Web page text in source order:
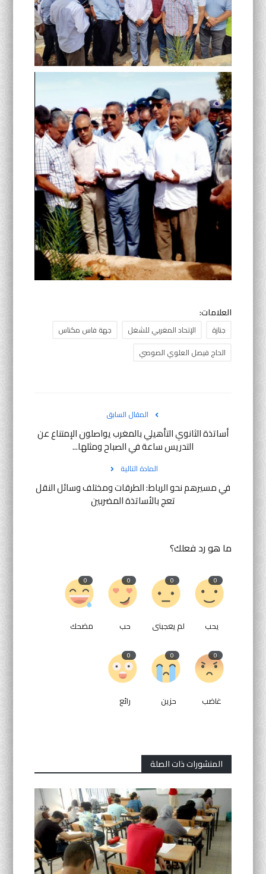
العلامات:
جنازة الإتحاد المغربي للشغل
جهة فاس مكناس
الحاج فيصل العلوي الصوصي
المقال السابق
أساتذة الثانوي التأهيلي بالمغرب يواصلون الإمتناع عن
التدريس ساعة في الصباح ومثلها...
المادة التالية
في مسيرهم نحو الرباط: الطرقات ومختلف وسائل النقل
تعج بالأساتذة المضربين
ما هو رد فعلك؟
0
يحب
0
لم يعجبنى
0
حب
0
مضحك
0
غاضب
0
حزين
0
رائع
المنشورات ذات الصلة